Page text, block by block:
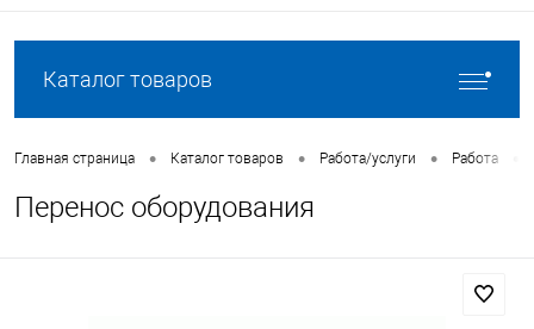
Каталог товаров
Главная страница • Каталог товаров • Работа/услуги • Работа
Перенос оборудования